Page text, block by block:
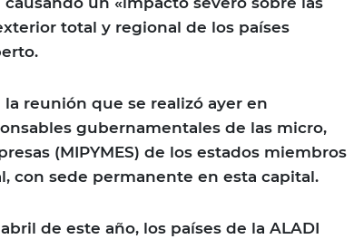
total y regional de los países
la reunión que se realizó ayer en
gubernamentales de las micro,
(MIPYMES) de los estados miembros
con sede permanente en esta capital.
de este año, los países de la ALADI